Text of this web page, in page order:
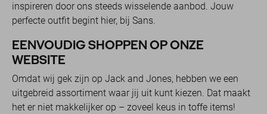
inspireren door ons steeds wisselende aanbod. Jouw
perfecte outfit begint hier, bij Sans.
EENVOUDIG SHOPPEN OP ONZE
WEBSITE
Omdat wij gek zijn op Jack and Jones, hebben we een
uitgebreid assortiment waar jij uit kunt kiezen. Dat maakt
het er niet makkelijker op – zoveel keus in toffe items!